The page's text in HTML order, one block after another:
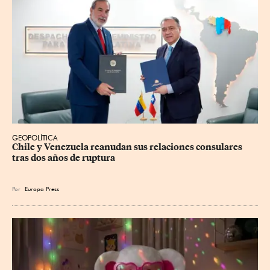
GEOPOLÍTICA
Chile y Venezuela reanudan sus relaciones consulares
tras dos años de ruptura
Por Europa Press